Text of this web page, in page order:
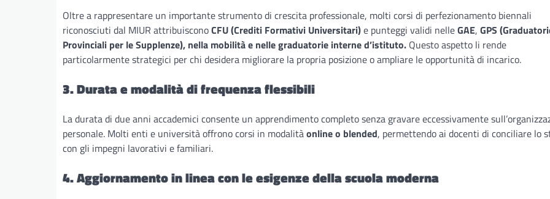
Oltre a rappresentare un importante strumento di crescita professionale, molti corsi di perfezionamento biennali
riconosciuti dal MIUR attribuisconoCFU (Crediti Formativi Universitari)e punteggi validi nelleGAE, GPS
Provinciali per le Supplenze), nella mobilità e nelle graduatorie interne d’istituto. Questo aspetto li rende
particolarmente strategici per chi desidera migliorare la propria posizione o ampliare le opportunità di incarico.
3. Durata e modalità di frequenza flessibili
La durata di due anni accademici consente un apprendimento completo senza gravare eccessivamente
personale. Molti enti e università offrono corsi in modalitàonline o blended, permettendo ai docenti di conciliare lo
con gli impegni lavorativi e familiari.
4. Aggiornamento in linea con le esigenze della scuola moderna